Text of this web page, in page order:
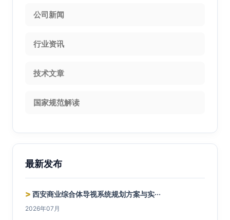
公司新闻
行业资讯
技术文章
国家规范解读
最新发布
> 西安商业综合体导视系统规划方案与实···
2026年07月